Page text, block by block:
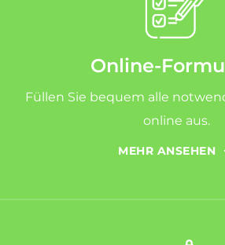
Online-
Füllen Sie bequem alle
online aus.
MEHR ANSEHEN